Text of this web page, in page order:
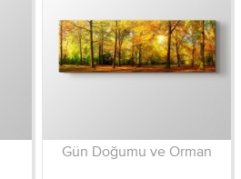
Gün Doğumu ve Orman